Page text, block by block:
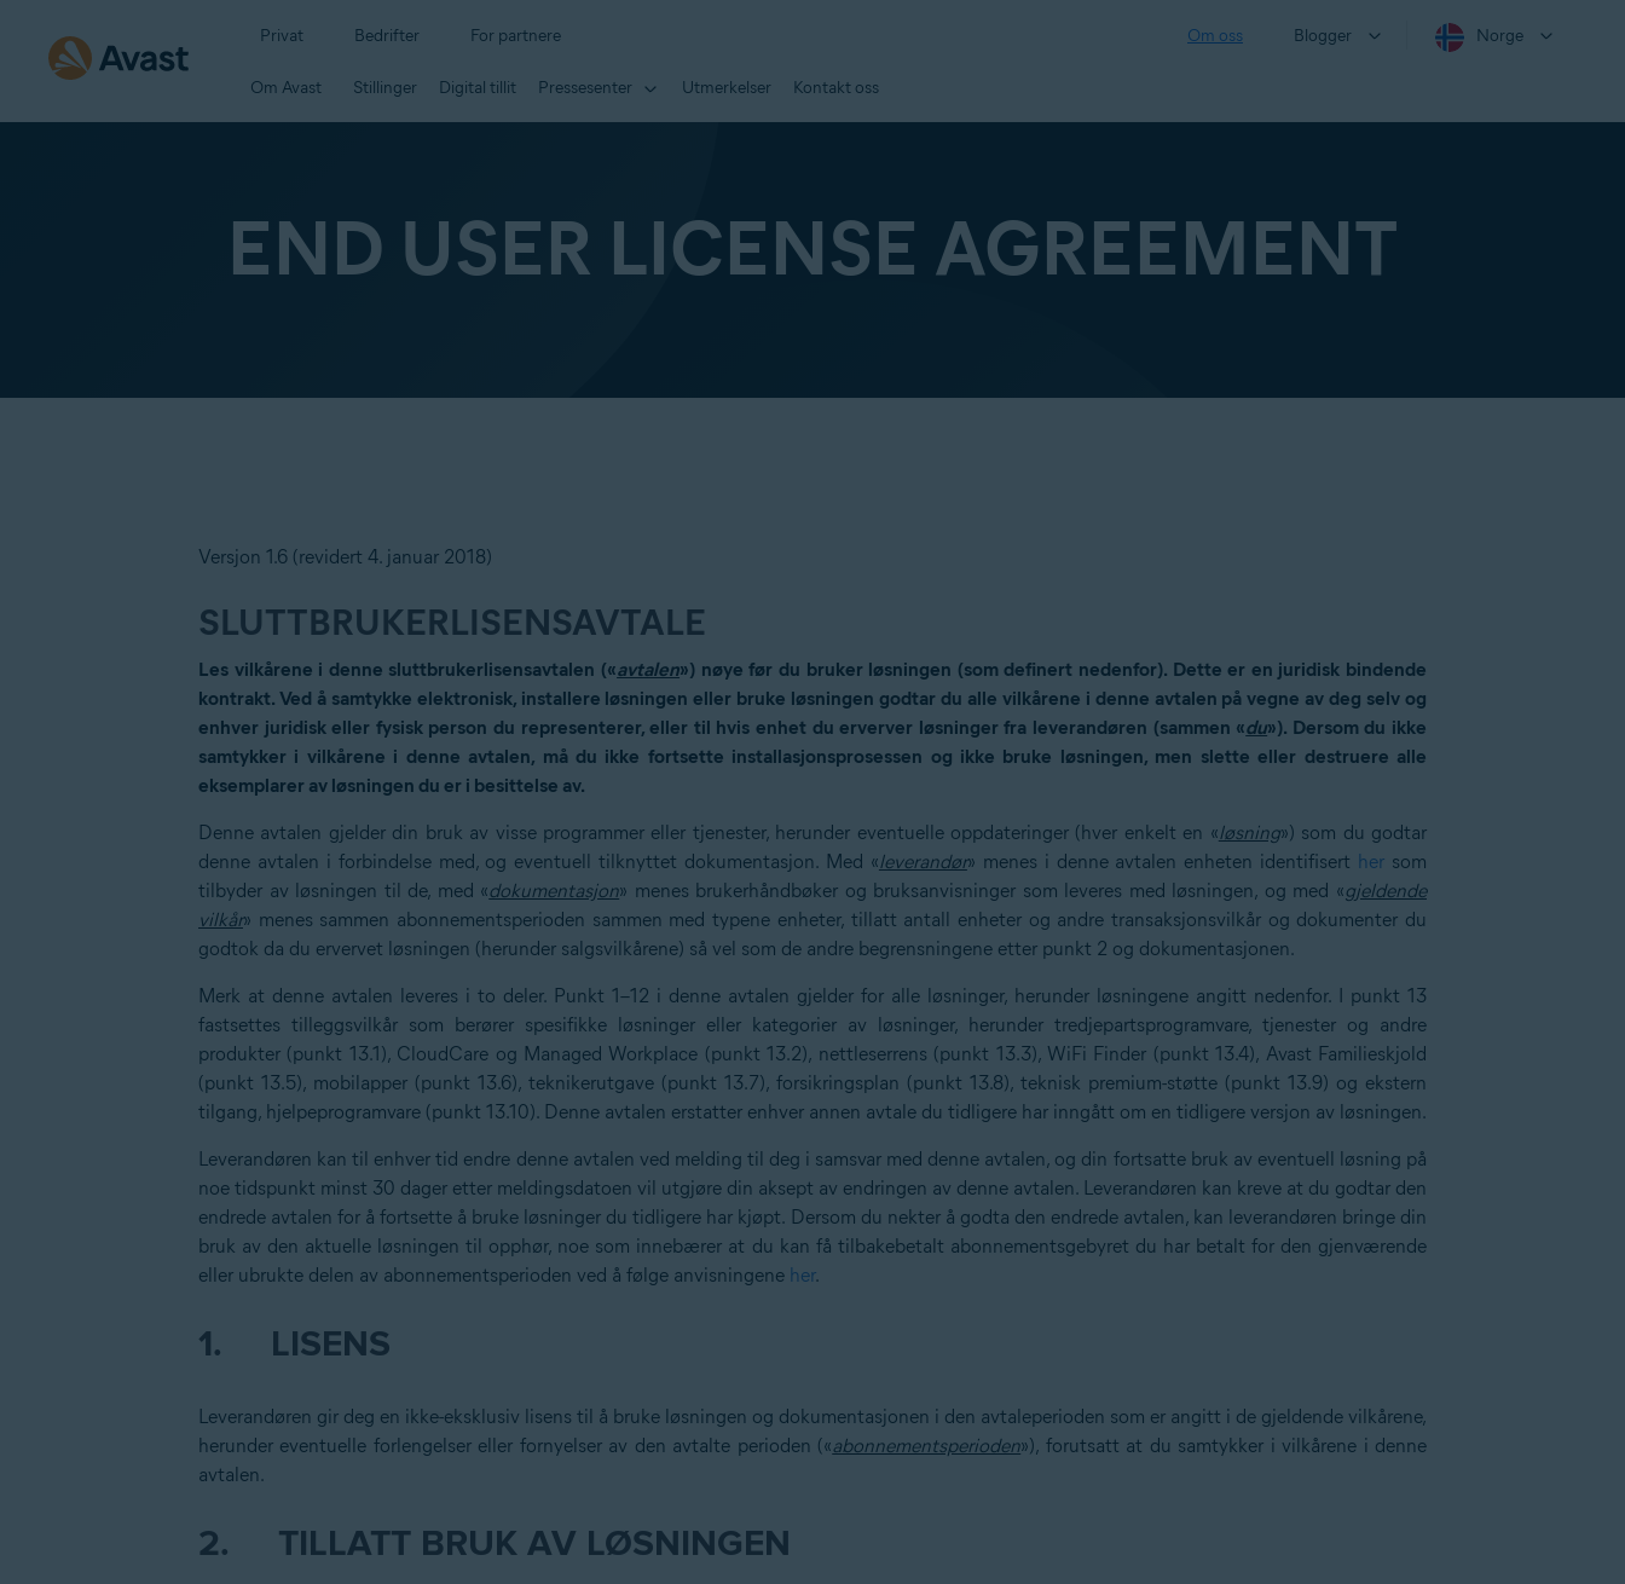
Privat Bedrifter For partnere Om oss Blogger Norge
Om Avast Stillinger Digital tillit Pressesenter Utmerkelser Kontakt oss
END USER LICENSE AGREEMENT
Versjon 1.6 (revidert 4. januar 2018)
SLUTTBRUKERLISENSAVTALE
Les vilkårene i denne sluttbrukerlisensavtalen («avtalen») nøye før du bruker løsningen (som definert nedenfor). Dette er en juridisk bindende
kontrakt. Ved å samtykke elektronisk, installere løsningen eller bruke løsningen godtar du alle vilkårene i denne avtalen på vegne av deg selv og
enhver juridisk eller fysisk person du representerer, eller til hvis enhet du erverver løsninger fra leverandøren (sammen «du»). Dersom du ikke
samtykker i vilkårene i denne avtalen, må du ikke fortsette installasjonsprosessen og ikke bruke løsningen, men slette eller destruere alle
eksemplarer av løsningen du er i besittelse av.
Denne avtalen gjelder din bruk av visse programmer eller tjenester, herunder eventuelle oppdateringer (hver enkelt en «løsning») som du godtar
denne avtalen i forbindelse med, og eventuell tilknyttet dokumentasjon. Med «leverandør» menes i denne avtalen enheten identifisert her som
tilbyder av løsningen til de, med «dokumentasjon» menes brukerhåndbøker og bruksanvisninger som leveres med løsningen, og med «gjeldende
vilkår» menes sammen abonnementsperioden sammen med typene enheter, tillatt antall enheter og andre transaksjonsvilkår og dokumenter du
godtok da du ervervet løsningen (herunder salgsvilkårene) så vel som de andre begrensningene etter punkt 2 og dokumentasjonen.
Merk at denne avtalen leveres i to deler. Punkt 1–12 i denne avtalen gjelder for alle løsninger, herunder løsningene angitt nedenfor. I punkt 13
fastsettes tilleggsvilkår som berører spesifikke løsninger eller kategorier av løsninger, herunder tredjepartsprogramvare, tjenester og andre
produkter (punkt 13.1), CloudCare og Managed Workplace (punkt 13.2), nettleserrens (punkt 13.3), WiFi Finder (punkt 13.4), Avast Familieskjold
(punkt 13.5), mobilapper (punkt 13.6), teknikerutgave (punkt 13.7), forsikringsplan (punkt 13.8), teknisk premium-støtte (punkt 13.9) og ekstern
tilgang, hjelpeprogramvare (punkt 13.10). Denne avtalen erstatter enhver annen avtale du tidligere har inngått om en tidligere versjon av løsningen.
Leverandøren kan til enhver tid endre denne avtalen ved melding til deg i samsvar med denne avtalen, og din fortsatte bruk av eventuell løsning på
noe tidspunkt minst 30 dager etter meldingsdatoen vil utgjøre din aksept av endringen av denne avtalen. Leverandøren kan kreve at du godtar den
endrede avtalen for å fortsette å bruke løsninger du tidligere har kjøpt. Dersom du nekter å godta den endrede avtalen, kan leverandøren bringe din
bruk av den aktuelle løsningen til opphør, noe som innebærer at du kan få tilbakebetalt abonnementsgebyret du har betalt for den gjenværende
eller ubrukte delen av abonnementsperioden ved å følge anvisningene her.
1. LISENS
Leverandøren gir deg en ikke-eksklusiv lisens til å bruke løsningen og dokumentasjonen i den avtaleperioden som er angitt i de gjeldende vilkårene,
herunder eventuelle forlengelser eller fornyelser av den avtalte perioden («abonnementsperioden»), forutsatt at du samtykker i vilkårene i denne
avtalen.
2. TILLATT BRUK AV LØSNINGEN